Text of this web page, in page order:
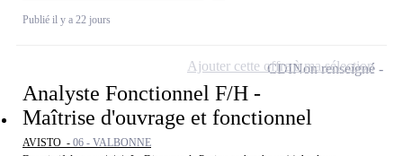
Publié il y a 22 jours
Analyste Fonctionnel F/H -
Maîtrise d'ouvrage et fonctionnel
AVISTO - 06 - VALBONNE
CDINon renseigné
Ajouter cette offre à ma sélection